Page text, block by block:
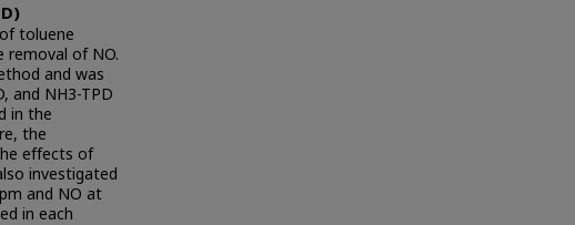
toluene
removal of NO.
and was
and NH3-TPD
in the
the
effects of
investigated
and NO at
in each